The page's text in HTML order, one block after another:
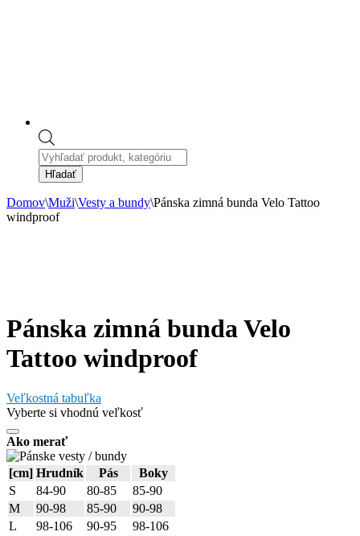
Products
search
Hľadať
Domov\Muži\Vesty a bundy\Pánska zimná bunda Velo Tattoo
windproof
Pánska zimná bunda Velo
Tattoo windproof
Veľkostná tabuľka
Vyberte si vhodnú veľkosť
Ako merať
[cm] Hrudník Pás
Boky
S
84-90 80-85
85-90
M
90-98 85-90
90-98
L
98-106 90-95
98-106